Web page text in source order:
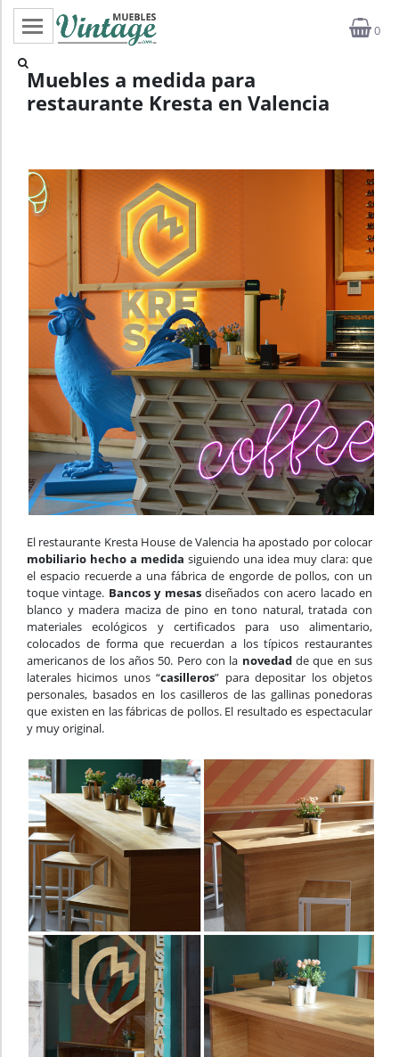
0
Top ventas
Novedades
Estilos
Proyectos
Profesionales
Noticias
Contacto
Muebles a medida para
restaurante Kresta en Valencia
El restaurante Kresta House de Valencia ha apostado por colocar
mobiliario hecho a medida siguiendo una idea muy clara: que
el espacio recuerde a una fábrica de engorde de pollos, con un
toque vintage. Bancos y mesasdiseñados con acero lacado en
blanco y madera maciza de pino en tono natural, tratada con
materiales ecológicos y certificados para uso alimentario,
colocados de forma que recuerdan a los típicos restaurantes
americanos de los años 50. Pero con la novedadde que en sus
laterales hicimos unos “casilleros” para depositar los objetos
personales, basados en los casilleros de las gallinas ponedoras
que existen en las fábricas de pollos. El resultado es espectacular
y muy original.